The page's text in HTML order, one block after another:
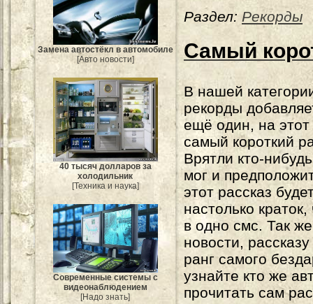
Замена автостёкл в автомобиле
[Авто новости]
40 тысяч долларов за
холодильник
[Техника и наука]
Современные системы с
видеонаблюдением
[Надо знать]
Раздел: Рекорды
Самый
В нашей
рекорды
ещё один, на этот
самый короткий
Врятли кто-
мог и
этот рассказ
настолько
в одно смс. Так
новости,
ранг самого
узнайте кто же
прочитать сам